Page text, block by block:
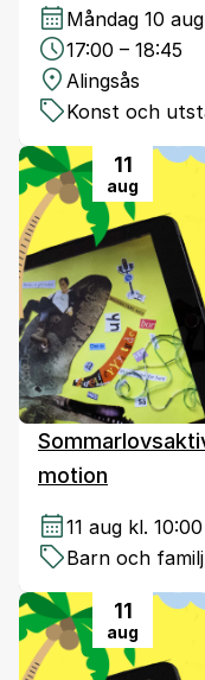
Måndag 10
17:00 – 18:45
Alingsås
Konst och
11
aug
motion
11 aug kl.
Barn och familj
11
aug